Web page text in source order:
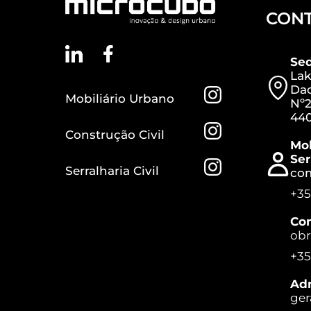
Mobiliário Urbano
Construção Civil
Serralharia Civil